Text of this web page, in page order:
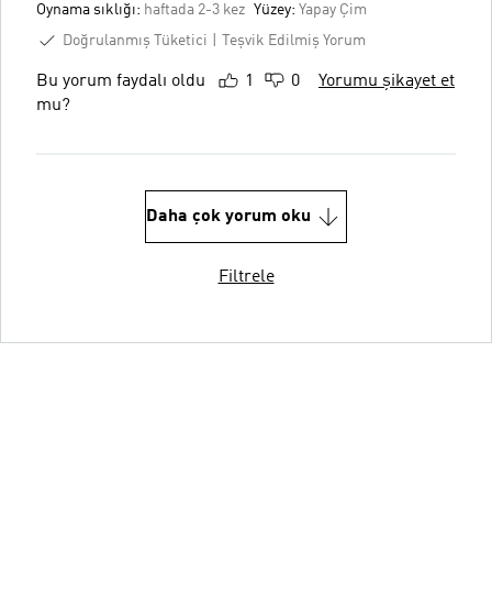
Oynama sıklığı: haftada 2-3 kez Yüzey: Yapay Çim
Doğrulanmış Tüketici
Teşvik Edilmiş Yorum
Bu yorum faydalı oldu
mu?
1 0 Yorumu şikayet et
Daha çok yorum oku
Filtrele